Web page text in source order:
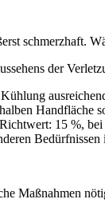
schmerzhaft.
der
Handfläche
15 %,
Maßnahmen